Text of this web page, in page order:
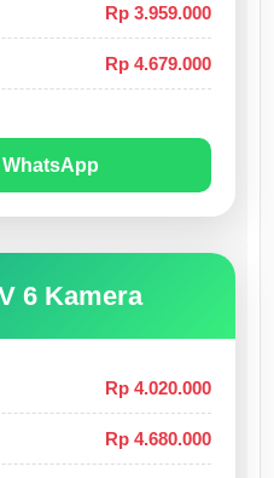
Rp 3.959.000
Rp 4.679.000
WhatsApp
6 Kamera
Rp 4.020.000
Rp 4.680.000